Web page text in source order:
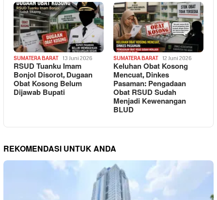
SUMATERA BARAT 13 Juni 2026
RSUD Tuanku Imam
Bonjol Disorot, Dugaan
Obat Kosong Belum
Dijawab Bupati
SUMATERA BARAT 12 Juni 2026
Keluhan Obat Kosong
Mencuat, Dinkes
Pasaman: Pengadaan
Obat RSUD Sudah
Menjadi Kewenangan
BLUD
REKOMENDASI UNTUK ANDA